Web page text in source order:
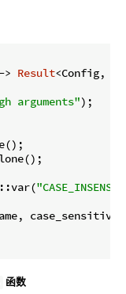
Result<Config, &
arguments");
case_sensitive
函数